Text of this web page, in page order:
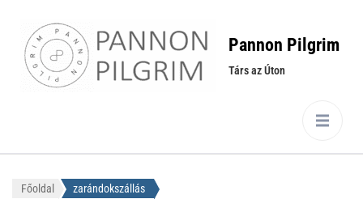
Pannon Pilgrim
Társ az Úton
Főoldal zarándokszállás